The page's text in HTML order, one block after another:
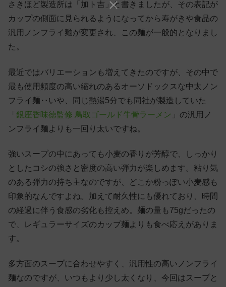
さきほど製造所は「加ト吉」と書きましたが、その表記が
カップの側面に見られるようになってから寿がきや食品の
汎用ノンフライ麺が変更され、この麺が一般的となりまし
た。
最近ではバリエーションも増えてきたのですが、その中で
最も使用頻度の高い縮れのあるオーソドックスな中太ノン
フライ麺‥いや、同じ熱湯5分でも同社が製造していた
「 銀座香味徳監修 鳥取ゴールド牛骨ラーメン 」の汎用ノ
ンフライ麺よりも一回り太いですね。
強いスープの中にあっても小麦の香りが芳醇で、しっかり
としたコシの強さと密度の高い弾力が楽しめます。粘り気
のある弾力の持ち主なのですが、どこか粉っぽい小麦感も
印象的なんですよね。加えて耐久性にも優れており、時間
の経過に伴う食感の劣化も控えめ。麺の量も75gだったの
で、レギュラーサイズのカップ麺よりも食べ応えがありま
す。
多方面のスープに合わせやすく、汎用性の高いノンフライ
麺なのですが、いつもより少し太くなり、今回はスープと